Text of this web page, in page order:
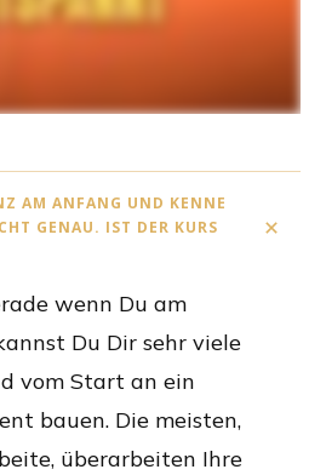
AM ANFANG UND KENNE
GENAU. IST DER KURS
wenn Du am
Du Dir sehr viele
vom Start an ein
bauen. Die meisten,
überarbeiten Ihre